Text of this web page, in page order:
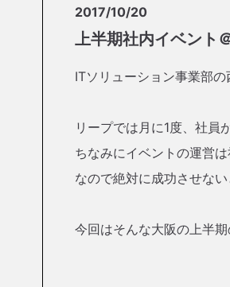
2017/10/20
上半期社内イベント
ITソリューション事業部の
リープでは月に1度、社員
ちなみにイベントの運営
なので絶対に成功させな
今回はそんな大阪の上半